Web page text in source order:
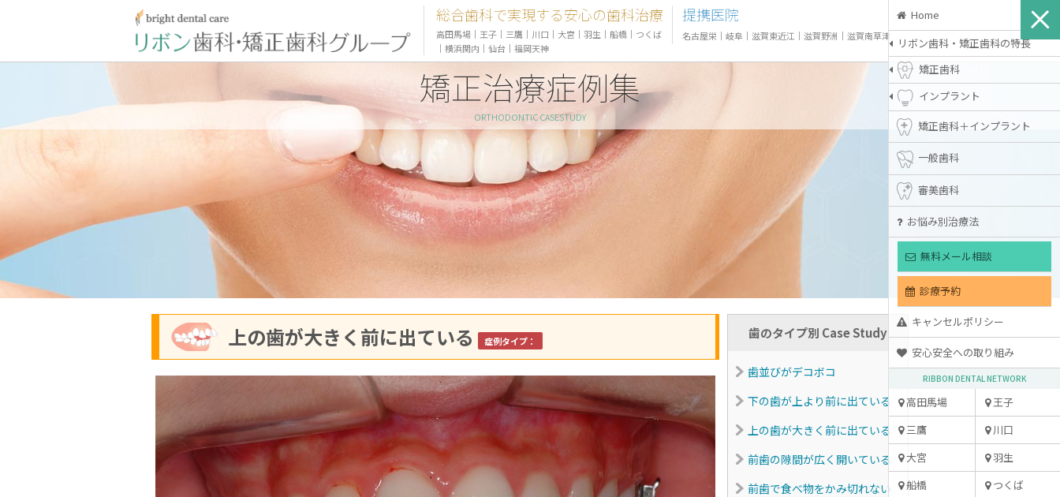
Home
リボン歯科・矯正歯科の特長
矯正歯科
インプラント
矯正歯科＋インプラント
一般歯科
審美歯科
お悩み別治療法
無料メール相談
診療予約
キャンセルポリシー
安心安全への取り組み
RIBBON DENTAL NETWORK
高田馬場
王子
三鷹
川口
大宮
羽生
船橋
つくば
総合歯科で実現する安心の歯科治療
高田馬場 ｜ 王子 ｜ 三鷹 ｜ 川口 ｜ 大宮 ｜ 羽生 ｜ 船橋 ｜ つくば
｜ 横浜関内 ｜ 仙台 ｜ 福岡天神
提携医院
名古屋栄 ｜ 岐阜 ｜ 滋賀東近江 ｜ 滋賀野洲 ｜ 滋賀南草津
矯正治療症例集
ORTHODONTIC CASESTUDY
上の歯が大きく前に出ている 症例タイプ： 歯のタイプ別 Case Study
歯並びがデコボコ
下の歯が上より前に出ている
上の歯が大きく前に出ている
前歯の隙間が広く開いている
前歯で食べ物をかみ切れない